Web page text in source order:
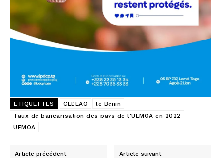
ETIQUETTES CEDEAO
le Bénin
Taux de bancarisation des pays de l'UEMOA en 2022
UEMOA
Article précédent Article suivant